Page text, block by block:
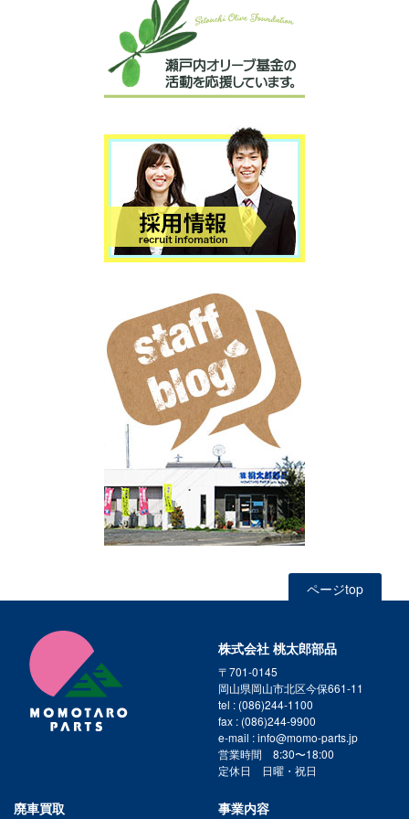
ページtop
株式会社 桃太郎部品
〒701-0145
岡山県岡山市北区今保661-11
tel : (086)244-1100
fax : (086)244-9900
e-mail : info@momo-parts.jp
営業時間 8:30〜18:00
定休日 日曜・祝日
廃車買取 事業内容